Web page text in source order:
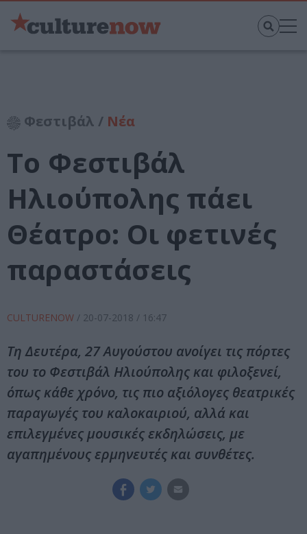
Φεστιβάλ / Νέα
Το Φεστιβάλ
Ηλιούπολης πάει
Θέατρο: Οι φετινές
παραστάσεις
CULTURENOW / 20-07-2018 / 16:47
Τη Δευτέρα, 27 Αυγούστου ανοίγει τις πόρτες
του το Φεστιβάλ Ηλιούπολης και φιλοξενεί,
όπως κάθε χρόνο, τις πιο αξιόλογες θεατρικές
παραγωγές του καλοκαιριού, αλλά και
επιλεγμένες μουσικές εκδηλώσεις, με
αγαπημένους ερμηνευτές και συνθέτες.